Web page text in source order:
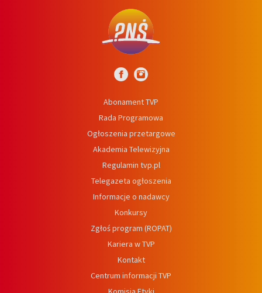
Abonament TVP
Rada Programowa
Ogłoszenia przetargowe
Akademia Telewizyjna
Regulamin tvp.pl
Telegazeta ogłoszenia
Informacje o nadawcy
Konkursy
Zgłoś program (ROPAT)
Kariera w TVP
Kontakt
Centrum informacji TVP